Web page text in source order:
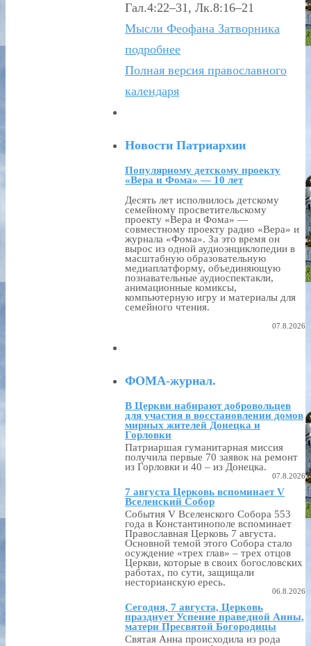
Гал.4:22–31, Лк.8:16–21
Мысли Феофана Затворника
подробнее
Полная версия православного
календаря
Новости Патриархии
Популярному детскому проекту
«Вера и Фома» — 10 лет
Десять лет исполнилось детскому
семейному просветительскому
проекту «Вера и Фома» —
совместному проекту радио «Вера» и
журнала «Фома». За это время он
вырос из одной аудиоэнциклопедии в
масштабную образовательную
медиаплатформу, объединяющую
познавательные аудиоспектакли,
анимационные комиксы,
компьютерную игру и материалы для
семейного чтения.
07.8.2026
ФОМА-журнал.
В Церкви набирают добровольцев
для участия в восстановлении домов
мирных жителей Донецка и
Горловки
Патриаршая гуманитарная миссия
получила первые 70 заявок на ремонт
из Горловки и 40 – из Донецка.
07.8.2026
7 августа Церковь вспоминает V
Вселенский Собор
События V Вселенского Собора 553
года в Константинополе вспоминает
Православная Церковь 7 августа.
Основной темой этого Собора стало
осуждение «трех глав» – трех отцов
Церкви, которые в своих богословских
работах, по сути, защищали
несторианскую ересь.
06.8.2026
Сегодня, 7 августа, Церковь
празднует Успение праведной Анны,
матери Пресвятой Богородицы
Святая Анна происходила из рода